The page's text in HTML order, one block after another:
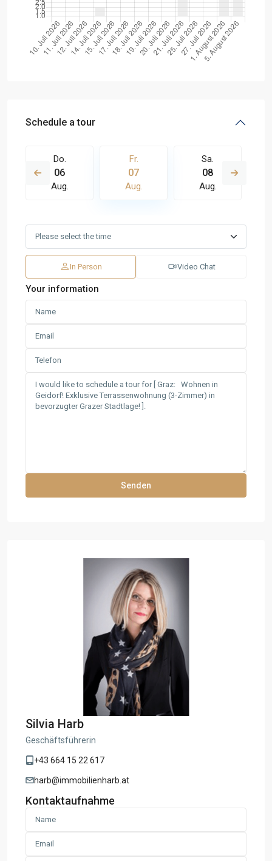
Schedule a tour
Do.
06
Aug.
Fr.
07
Aug.
Sa.
08
Aug.
In Person Video Chat
Your information
Silvia Harb
Geschäftsführerin
+43 664 15 22 617
harb@immobilienharb.at
Kontaktaufnahme